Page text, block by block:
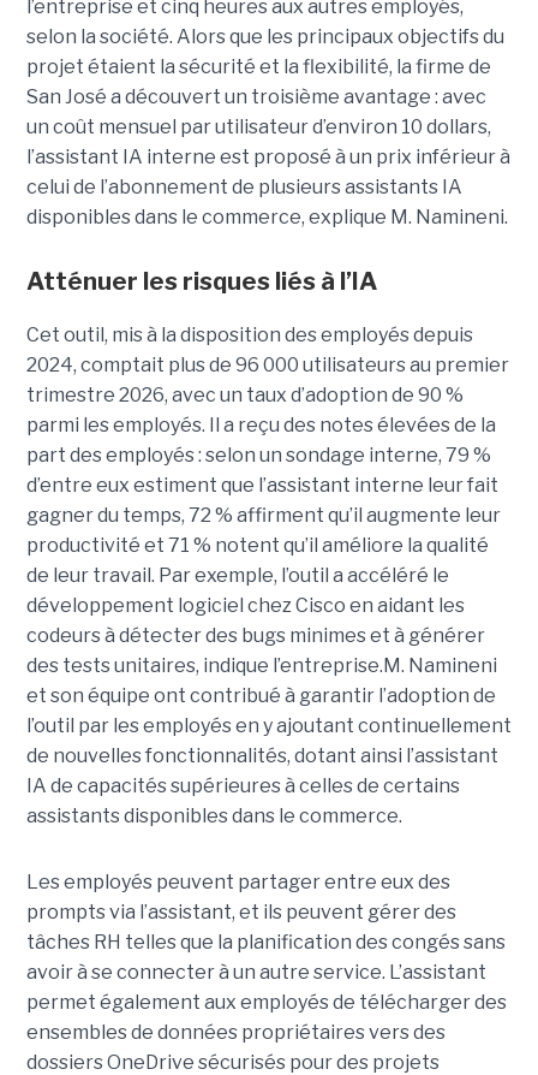
l’entreprise et cinq heures aux autres employés,
selon la société. Alors que les principaux objectifs du
projet étaient la sécurité et la flexibilité, la firme de
San José a découvert un troisième avantage : avec
un coût mensuel par utilisateur d’environ 10 dollars,
l’assistant IA interne est proposé à un prix inférieur à
celui de l’abonnement de plusieurs assistants IA
disponibles dans le commerce, explique M. Namineni.
Atténuer les risques liés à l’IA
Cet outil, mis à la disposition des employés depuis
2024, comptait plus de 96 000 utilisateurs au premier
trimestre 2026, avec un taux d’adoption de 90 %
parmi les employés. Il a reçu des notes élevées de la
part des employés : selon un sondage interne, 79 %
d’entre eux estiment que l’assistant interne leur fait
gagner du temps, 72 % affirment qu’il augmente leur
productivité et 71 % notent qu’il améliore la qualité
de leur travail. Par exemple, l’outil a accéléré le
développement logiciel chez Cisco en aidant les
codeurs à détecter des bugs minimes et à générer
des tests unitaires, indique l’entreprise.M. Namineni
et son équipe ont contribué à garantir l’adoption de
l’outil par les employés en y ajoutant continuellement
de nouvelles fonctionnalités, dotant ainsi l’assistant
IA de capacités supérieures à celles de certains
assistants disponibles dans le commerce.
Les employés peuvent partager entre eux des
prompts via l’assistant, et ils peuvent gérer des
tâches RH telles que la planification des congés sans
avoir à se connecter à un autre service. L’assistant
permet également aux employés de télécharger des
ensembles de données propriétaires vers des
dossiers OneDrive sécurisés pour des projets